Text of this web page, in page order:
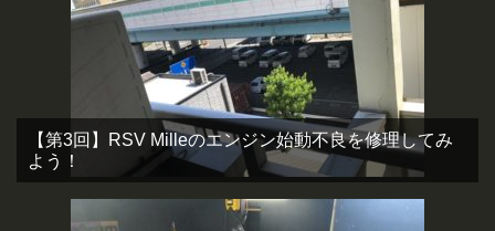
【第3回】RSV Milleのエンジン始動不良を修理してみ
よう！